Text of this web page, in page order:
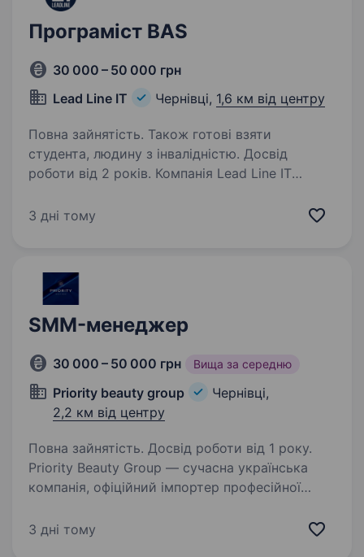
Програміст BAS
30 000 – 50 000 грн
Lead Line IT
Чернівці, 1,6 км від центру
Повна зайнятість. Також готові взяти
студента, людину з інвалідністю. Досвід
роботи від 2 років. Компанія Lead Line IT
послуг з розробкиBAS. Розглядаємо
3 дні тому
SMM-менеджер
30 000 – 50 000 грн Вища за середню
Priority beauty group
Чернівці,
2,2 км від центру
Повна зайнятість. Досвід роботи від 1 року.
Priority Beauty Group — сучасна українська
компанія, офіційний імпортер професійної
Ми активно масштабуємося, розвиваємо
3 дні тому